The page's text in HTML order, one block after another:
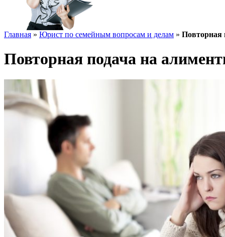
Главная » Юрист по семейным вопросам и делам » Повторная
Повторная подача на